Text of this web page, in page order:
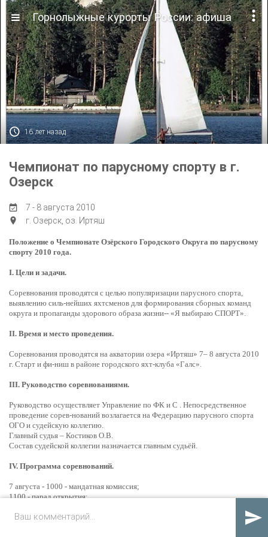

Горнолыжные курорты России: афиша
 16 лет назад
Чемпионат по парусному спорту в г.
Озерск
 7 - 8 августа 2010
 г. Озерск, оз. Иртяш
Положение о Чемпионате Озёрского Городского Округа по парусному
спорту 2010 года.
I. Цели и задачи.
Соревнования проводятся с целью популяризации парусного спорта,
выявлению силь-нейших яхтсменов для формирования сборных команд
округа и пропаганды здорового образа жизни-- «Я выбираю СПОРТ».
II. Время и место проведения.
Соревнования проводятся на акватории озера «Иртяш» 7– 8 августа 2010
г. Старт и фи-ниш в районе городского яхт-клуба «Галс».
III. Руководство соревнованиями.
Руководство осуществляет Управление по ФК и С . Непосредственное
проведение сорев-нований возлагается на Федерацию парусного спорта
ОГО и судейскую коллегию.
Главный судья – Костиков О.В.
Состав судейской коллегии назначается главным судьёй.
IV. Программа соревнований.
7 августа - 1000 - мандатная комиссия;
1100 - парад открытия;
8 августа - 1100 - 1600 - гоночное время;
